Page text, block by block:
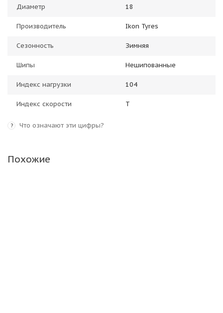
Диаметр 18
Производитель Ikon Tyres
Сезонность Зимняя
Шипы Нешипованные
Индекс нагрузки 104
Индекс скорости T
? Что означают эти цифры?
Похожие